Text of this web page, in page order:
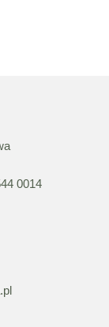
0014